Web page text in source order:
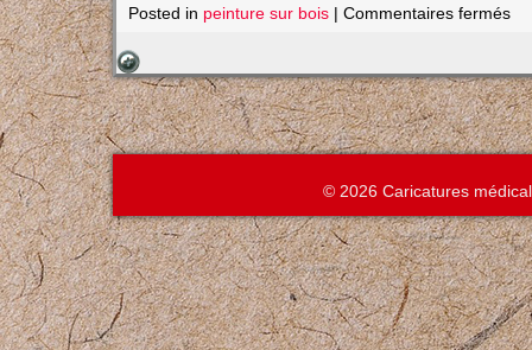
Posted in peinture sur bois |Commentaires fermés
© 2026 Caricatures